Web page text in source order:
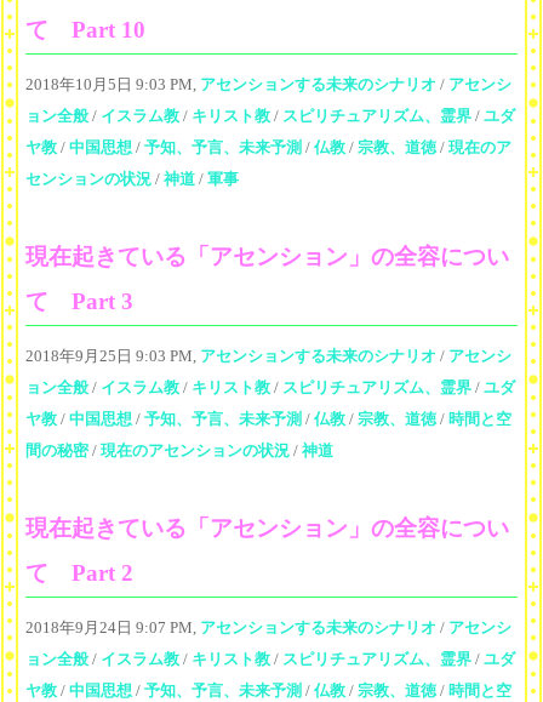
て Part 10
2018年10月5日 9:03 PM, アセンションする未来のシナリオ / アセンシ
ョン全般 / イスラム教 / キリスト教 / スピリチュアリズム、霊界 / ユダ
ヤ教 / 中国思想 / 予知、予言、未来予測 / 仏教 / 宗教、道徳/ 現在のア
センションの状況 / 神道 / 軍事
現在起きている「アセンション」の全容につい
て Part 3
2018年9月25日 9:03 PM, アセンションする未来のシナリオ / アセンシ
ョン全般 / イスラム教 / キリスト教 / スピリチュアリズム、霊界 / ユダ
ヤ教 / 中国思想 / 予知、予言、未来予測 / 仏教 / 宗教、道徳/ 時間と空
間の秘密/ 現在のアセンションの状況 / 神道
現在起きている「アセンション」の全容につい
て Part 2
2018年9月24日 9:07 PM, アセンションする未来のシナリオ / アセンシ
ョン全般 / イスラム教 / キリスト教 / スピリチュアリズム、霊界 / ユダ
ヤ教 / 中国思想 / 予知、予言、未来予測 / 仏教 / 宗教、道徳/ 時間と空